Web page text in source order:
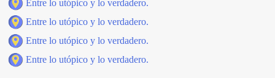
Entre lo utópico y lo verdadero.
Entre lo utópico y lo verdadero.
Entre lo utópico y lo verdadero.
Entre lo utópico y lo verdadero.